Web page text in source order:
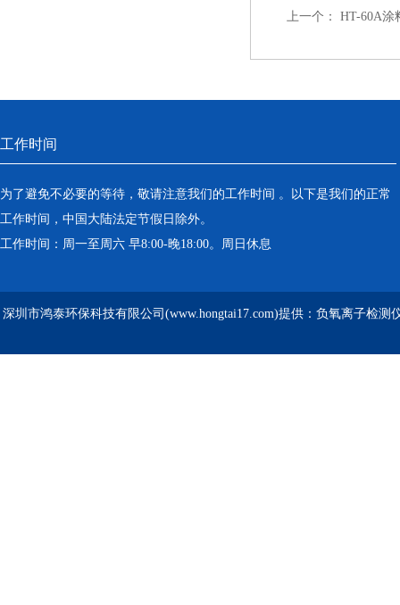
上一个： HT-60A涂
工作时间
为了避免不必要的等待，敬请注意我们的工作时间 。以下是我们的正常
工作时间，中国大陆法定节假日除外。
工作时间：周一至周六 早8:00-晚18:00。周日休息
深圳市鸿泰环保科技有限公司(www.hongtai17.com)提供：负氧离子检